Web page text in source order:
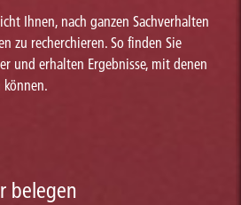
Ihnen, nach ganzen Sachverhalten
zu recherchieren. So finden Sie
und erhalten Ergebnisse, mit denen
belegen